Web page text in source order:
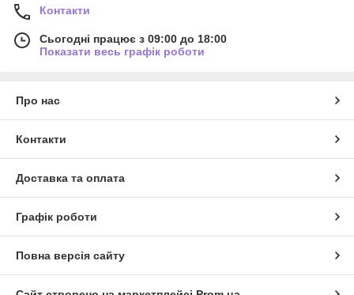
Контакти
Сьогодні працює з 09:00 до 18:00
Показати весь графік роботи
Про нас
Контакти
Доставка та оплата
Графік роботи
Повна версія сайту